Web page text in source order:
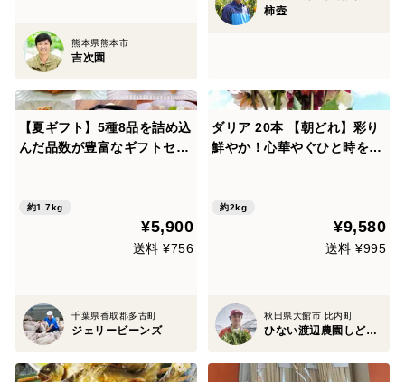
熊本県熊本市
吉次園
柿壺
【夏ギフト】5種8品を詰め込
んだ品数が豊富なギフトセッ
【714】
約1.7kg
¥5,900
送料 ¥756
千葉県香取郡多古町
ジェリービーンズ
ダリア 20本 【朝どれ】彩り
鮮やか！心華やぐひと時をお
約2kg
¥9,580
送料 ¥995
秋田県大館市 比内町
ひない渡辺農園しどけ村